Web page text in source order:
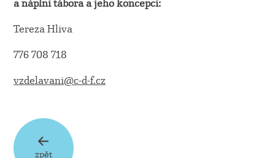
a náplni tábora a jeho koncepci:
Tereza Hliva
776 708 718
vzdelavani@c-d-f.cz
zpět